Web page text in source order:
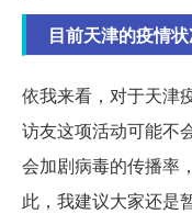
目前天津的疫情
依我来看，对于天津
访友这项活动可能不
会加剧病毒的传播率
此，我建议大家还是